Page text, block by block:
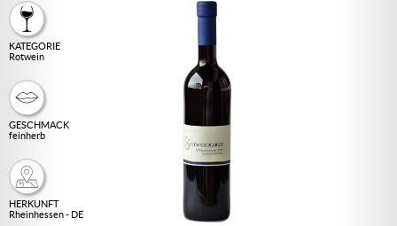
KATEGORIE
Rotwein
GESCHMACK
feinherb
HERKUNFT
Rheinhessen - DE